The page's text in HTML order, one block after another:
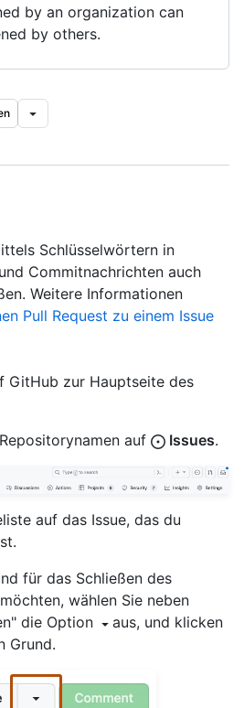
by an organization can
by others.
Schlüsselwörtern in
Commitnachrichten auch
Weitere Informationen
Pull Request zu einem Issue
GitHub zur Hauptseite des
auf
Issues.
auf das Issue, das du
für das Schließen des
wählen Sie neben
die Option
aus, und klicken
Grund.